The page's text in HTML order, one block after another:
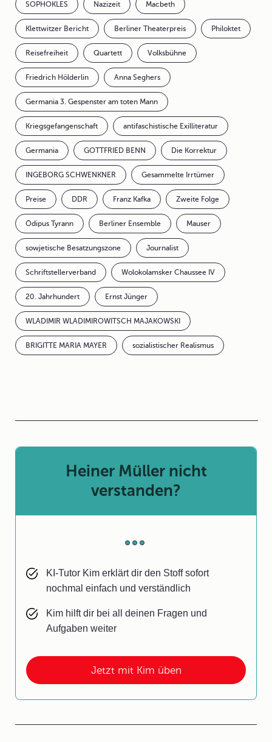
SOPHOKLES Nazizeit Macbeth
Klettwitzer Bericht Berliner Theaterpreis Philoktet
Reisefreiheit Quartett Volksbühne
Friedrich Hölderlin Anna Seghers
Germania 3. Gespenster am toten Mann
Kriegsgefangenschaft antifaschistische Exilliteratur
Germania GOTTFRIED BENN Die Korrektur
INGEBORG SCHWENKNER Gesammelte Irrtümer
Preise DDR Franz Kafka Zweite Folge
Ödipus Tyrann Berliner Ensemble Mauser
sowjetische Besatzungszone Journalist
Schriftstellerverband Wolokolamsker Chaussee IV
20. Jahrhundert Ernst Jünger
WLADIMIR WLADIMIROWITSCH MAJAKOWSKI
BRIGITTE MARIA MAYER sozialistischer Realismus
Jetzt mit Kim üben
Heiner Müller nicht
verstanden?
KI-Tutor Kim erklärt dir den Stoff sofort
nochmal einfach und verständlich
Kim hilft dir bei all deinen Fragen und
Aufgaben weiter